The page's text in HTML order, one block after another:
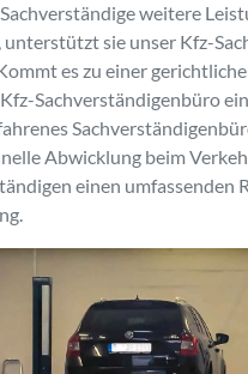
weitere
sie unser Kfz-
es zu einer
Sachverständigenbüro
Abwicklung beim
einen umfassenden